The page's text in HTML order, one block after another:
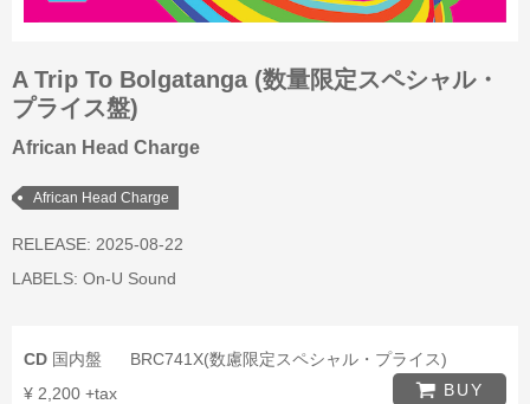
A Trip To Bolgatanga (数量限定スペシャル・
プライス盤)
African Head Charge
African Head Charge
RELEASE: 2025-08-22
LABELS: On-U Sound
CD 国内盤
BRC741X(数慮限定スペシャル・プライス)
¥ 2,200 +tax
BUY